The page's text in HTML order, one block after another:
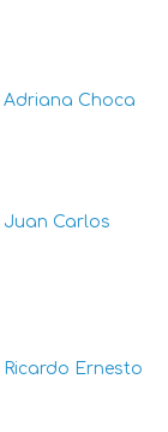
Adriana Choca
Juan Carlos
Ricardo Ernesto